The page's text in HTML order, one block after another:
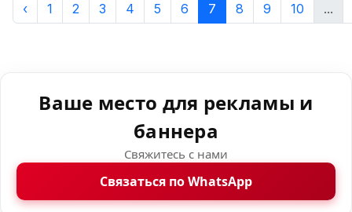
‹ 1 2 3 4 5 6 7 8 9 10 ...
Ваше место для рекламы и
баннера
Свяжитесь с нами
Связаться по WhatsApp